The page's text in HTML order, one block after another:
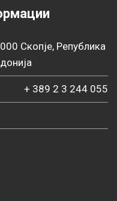
Скопје, Република
+ 389 2 3 244 055